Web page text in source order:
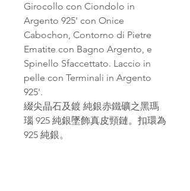
Girocollo con Ciondolo in
Argento 925' con Onice
Cabochon, Contorno di Pietre
Ematite con Bagno Argento, e
Spinello Sfaccettato. Laccio in
pelle con Terminali in Argento
925'.
綴尖晶石及鍍 純銀赤鐵礦之黑瑪
瑙 925 純銀墜飾真皮頸鏈。扣環為
925 純銀。